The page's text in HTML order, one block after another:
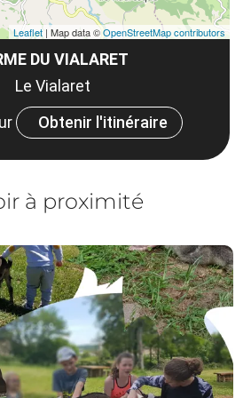
DU VIALARET
Le Vialaret
Obtenir l'itinéraire
Leaflet | Map data ©OpenStreetMap contributors
à proximité